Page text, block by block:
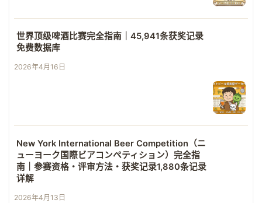
世界顶级啤酒比赛完全指南｜45,941条获奖记录
免费数据库
2026年4月16日
New York International Beer Competition（ニ
ューヨーク国際ビアコンペティション）完全指
南｜参赛资格・评审方法・获奖记录1,880条记录
详解
2026年4月13日